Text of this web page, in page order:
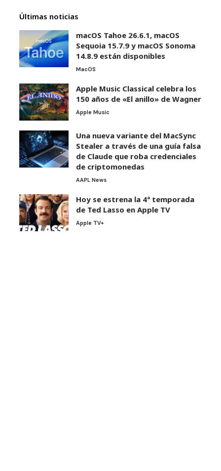
Últimas noticias
macOS Tahoe 26.6.1, macOS
Sequoia 15.7.9 y macOS Sonoma
14.8.9 están disponibles
MacOS
Apple Music Classical celebra los
150 años de «El anillo» de Wagner
Apple Music
Una nueva variante del MacSync
Stealer a través de una guía falsa
de Claude que roba credenciales
de criptomonedas
AAPL News
Hoy se estrena la 4ª temporada
de Ted Lasso en Apple TV
Apple TV+